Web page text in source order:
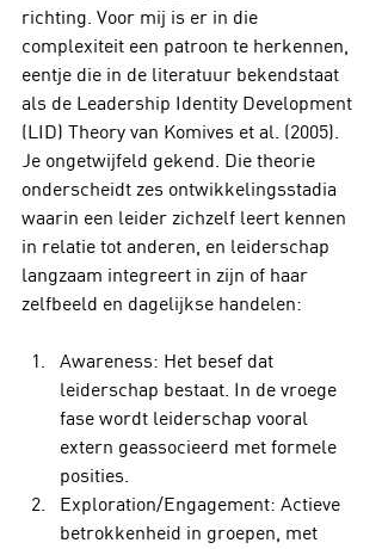
richting. Voor mij is er in die
complexiteit een patroon te herkennen,
eentje die in de literatuur bekendstaat
als de Leadership Identity Development
(LID) Theory van Komives et al. (2005).
Je ongetwijfeld gekend. Die theorie
onderscheidt zes ontwikkelingsstadia
waarin een leider zichzelf leert kennen
in relatie tot anderen, en leiderschap
langzaam integreert in zijn of haar
zelfbeeld en dagelijkse handelen:
Awareness: Het besef dat
leiderschap bestaat. In de vroege
fase wordt leiderschap vooral
extern geassocieerd met formele
posities.
Exploration/Engagement: Actieve
betrokkenheid in groepen, met